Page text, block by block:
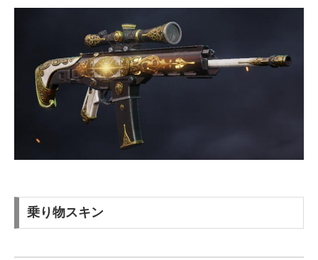
乗り物スキン